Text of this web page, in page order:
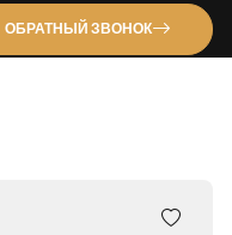
ОБРАТНЫЙ ЗВОНОК